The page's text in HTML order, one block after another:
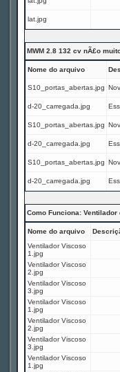
lat.jpg
MWM 2.8 132 cv nÃ£o
Nome do arquivo
S10_portas_abertas.jpg
d-20_carregada.jpg
S10_portas_abertas.jpg
d-20_carregada.jpg
S10_portas_abertas.jpg
d-20_carregada.jpg
Como Funciona:
Nome do arquivo
Ventilador Viscoso
1.jpg
Ventilador Viscoso
2.jpg
Ventilador Viscoso
3.jpg
Ventilador Viscoso
1.jpg
Ventilador Viscoso
2.jpg
Ventilador Viscoso
3.jpg
Ventilador Viscoso
1.jpg